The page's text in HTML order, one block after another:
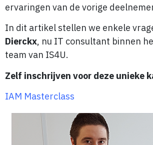
ervaringen van de vorige
In dit artikel stellen we enkele
Dierckx, nu IT consultant binnen
team van IS4U.
Zelf inschrijven voor deze unieke
IAM Masterclass